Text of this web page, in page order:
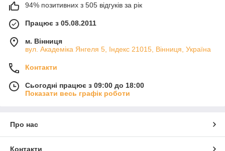
94% позитивних з 505 відгуків за рік
Працює з 05.08.2011
м. Вінниця
вул. Академіка Янгеля 5, Індекс 21015, Вінниця, Україна
Контакти
Сьогодні працює з 09:00 до 18:00
Показати весь графік роботи
Про нас
Контакти